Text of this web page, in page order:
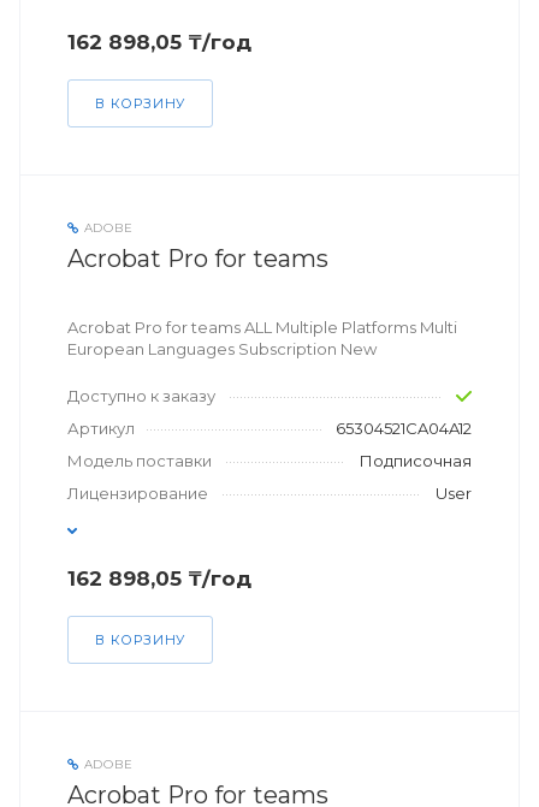
162 898,05 ₸/год
В КОРЗИНУ
ADOBE
Acrobat Pro for teams
Acrobat Pro for teams ALL Multiple Platforms Multi
European Languages Subscription New
Доступно к заказу
Артикул
65304521CA04A12
Модель поставки
Подписочная
Лицензирование
User
162 898,05 ₸/год
В КОРЗИНУ
ADOBE
Acrobat Pro for teams